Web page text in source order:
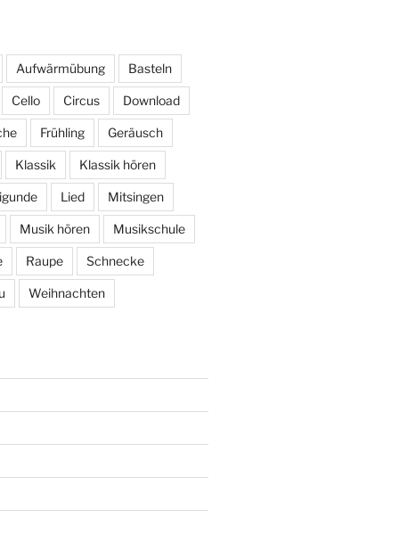
Aufwärmübung Basteln
Cello Circus Download
Frühling Geräusch
Klassik Klassik hören
Lied Mitsingen
Musik hören Musikschule
Raupe Schnecke
Weihnachten